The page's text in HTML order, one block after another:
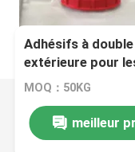
Adhésifs à
extérieure pour
MOQ：50KG
meilleur